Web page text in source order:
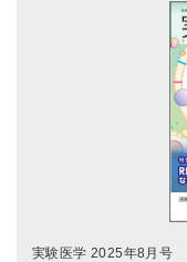
実験医学 2025年8月号